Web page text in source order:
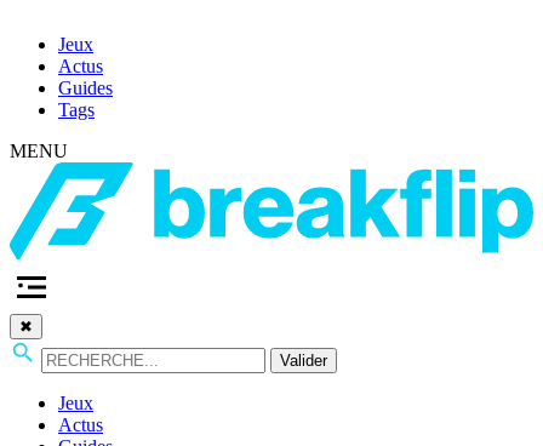
Jeux
Actus
Guides
Tags
MENU
✖
Valider
Jeux
Actus